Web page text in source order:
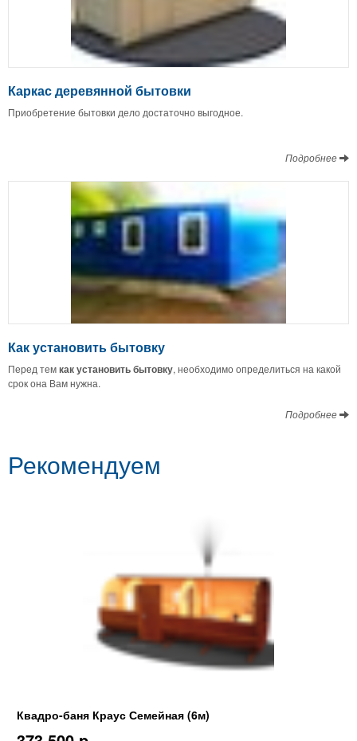
Каркас деревянной бытовки
Приобретение бытовки дело достаточно выгодное.
Подробнее
Как установить бытовку
Перед темкак установить бытовку, необходимо определиться на какой
срок она Вам нужна.
Подробнее
Рекомендуем
Квадро-баня Краус Семейная (6м)